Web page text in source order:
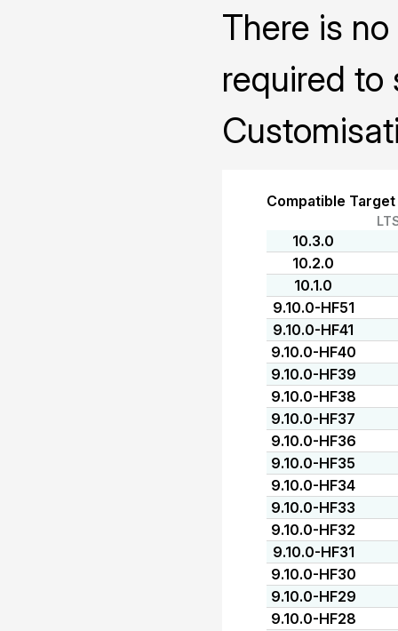
There is
required to
Compatible
10.3.0
10.2.0
10.1.0
9.10.0-HF51
9.10.0-HF41
9.10.0-HF40
9.10.0-HF39
9.10.0-HF38
9.10.0-HF37
9.10.0-HF36
9.10.0-HF35
9.10.0-HF34
9.10.0-HF33
9.10.0-HF32
9.10.0-HF31
9.10.0-HF30
9.10.0-HF29
9.10.0-HF28